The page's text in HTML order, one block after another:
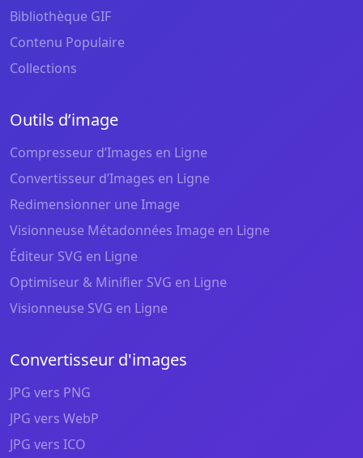
Bibliothèque GIF
Contenu Populaire
Collections
Outils d’image
Compresseur d’Images en Ligne
Convertisseur d’Images en Ligne
Redimensionner une Image
Visionneuse Métadonnées Image en Ligne
Éditeur SVG en Ligne
Optimiseur & Minifier SVG en Ligne
Visionneuse SVG en Ligne
Convertisseur d'images
JPG vers PNG
JPG vers WebP
JPG vers ICO